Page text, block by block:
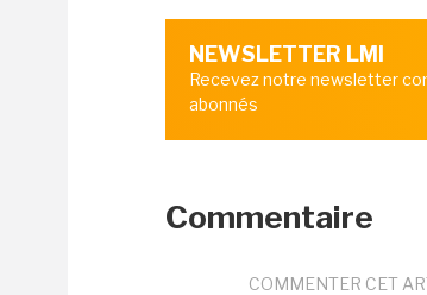
NEWSLETTER LMI
Recevez notre newsletter
abonnés
Commentaire
COMMENTER CET